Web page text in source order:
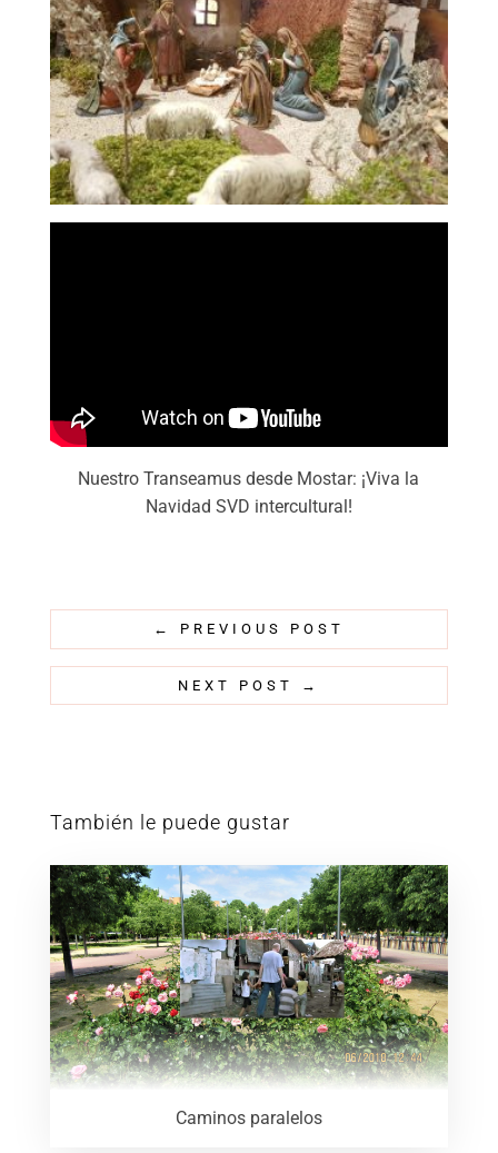
Nuestro Transeamus desde Mostar: ¡Viva la
Navidad SVD intercultural!
← PREVIOUS POST
NEXT POST →
También le puede gustar
Caminos paralelos